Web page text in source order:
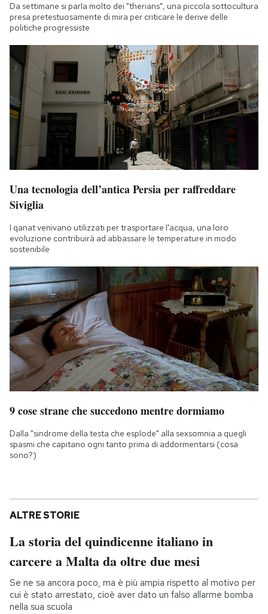
Da settimane si parla molto dei "therians", una piccola sottocultura
presa pretestuosamente di mira per criticare le derive delle
politiche progressiste
Una tecnologia dell’antica Persia per raffreddare
Siviglia
I qanat venivano utilizzati per trasportare l'acqua, una loro
evoluzione contribuirà ad abbassare le temperature in modo
sostenibile
9 cose strane che succedono mentre dormiamo
Dalla "sindrome della testa che esplode" alla sexsomnia a quegli
spasmi che capitano ogni tanto prima di addormentarsi (cosa
sono?)
ALTRE STORIE
La storia del quindicenne italiano in
carcere a Malta da oltre due mesi
Se ne sa ancora poco, ma è più ampia rispetto al motivo per
cui è stato arrestato, cioè aver dato un falso allarme bomba
nella sua scuola